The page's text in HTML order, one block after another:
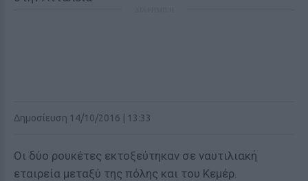
Δημοσίευση 14/10/2016 | 13:33
Oι δύο ρουκέτες εκτοξεύτηκαν σε ναυτιλιακή
εταιρεία μεταξύ της πόλης και του Κεμέρ.